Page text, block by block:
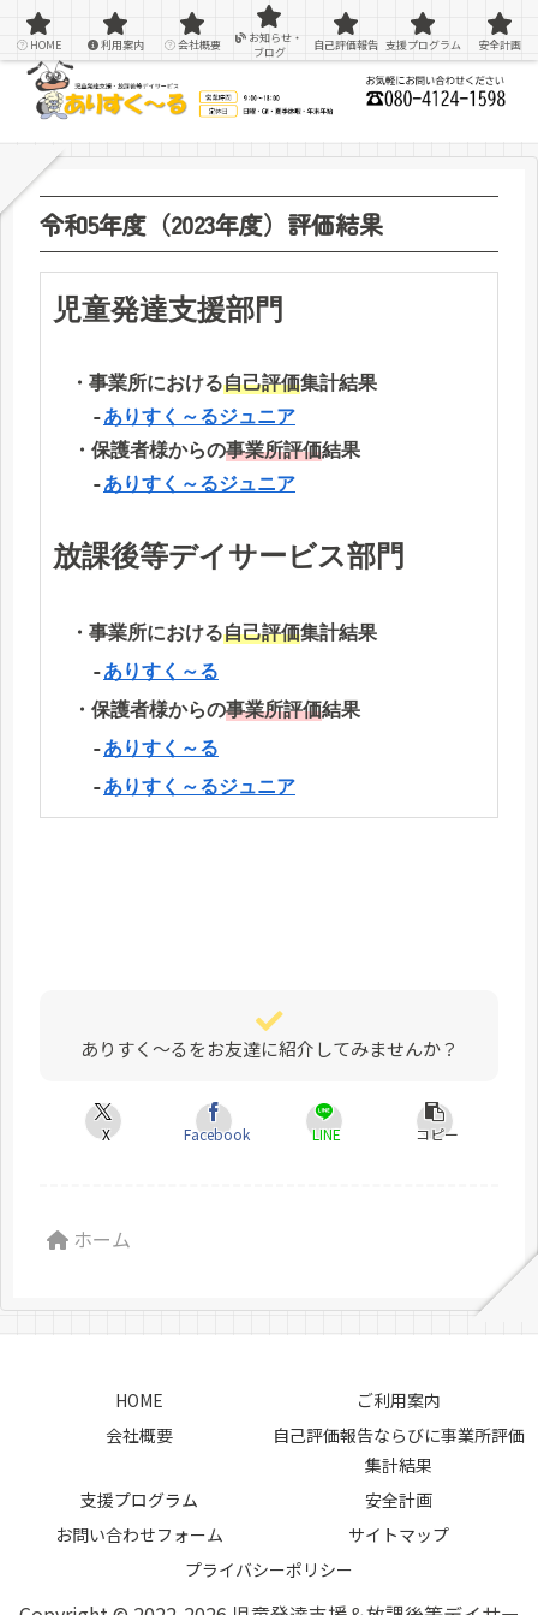
感覚統合療法を用いた療育＆支援
令和5年度（2023年度）評価結果
児童発達支援部門
・事業所における自己評価集計結果
‐ありすく～るジュニア
・保護者様からの事業所評価結果
‐ありすく～るジュニア
放課後等デイサービス部門
・事業所における自己評価集計結果
‐ありすく～る
・保護者様からの事業所評価結果
‐ありすく～る
‐ありすく～るジュニア
ありすく～るをお友達に紹介してみませんか？
X Facebook LINE コピー
ホーム
HOME
ご利用案内
会社概要
自己評価報告ならびに事業所評価
集計結果
支援プログラム
安全計画
お問い合わせフォーム
サイトマップ
プライバシーポリシー
HOME 利用案内 会社概要
お知らせ・
ブログ
自己評価報告 支援プログラム 安全計画